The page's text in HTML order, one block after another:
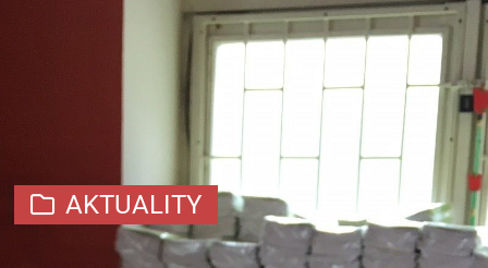
AKTUALITY